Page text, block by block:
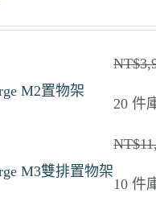
M2置物架
NT$
20 件
M3雙排置物架
NT$
10 件